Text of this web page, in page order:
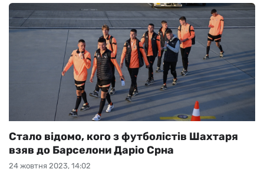
24 жовтня 2023, 14:02
Стало відомо, кого з футболістів Шахтаря
взяв до Барселони Даріо Срна